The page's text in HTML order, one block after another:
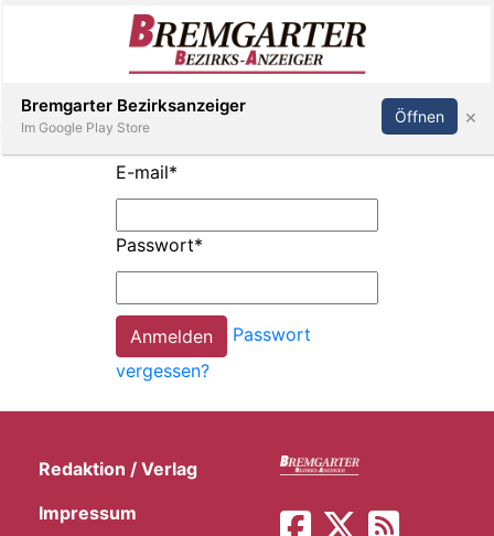
E-
Inserieren Abonnieren Anmelden
E-mail*
Passwort*
Passwort
vergessen?
Redaktion / Verlag
Impressum
Bremgarter Bezirksanzeiger
Im Google Play Store
Öffnen ×